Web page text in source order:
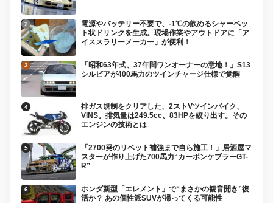
電源やバッテリー不要で、-1℃の飲めるシャーベッ
ト状ドリンクを生成。現場作業やアウトドアに「ア
イススラリーメーカー」が便利！
「昭和63年式、37年間ワンオーナーの意地！」S13
シルビアが400馬力のツインチャージ仕様で覚醒
排ガス規制をクリアした、2ストVツインバイク、
VINS。排気量は249.5cc、83HPを絞り出す。その
エンジンの技術とは
「2700発のリベット補強まで自ら施工！」居酒屋マ
スターが作り上げた700馬力“カーボンケブラーGT-
R”
ホンダ新型「エレメント」で“まさかの観音開き”復
活か？ あの個性派SUVが帰ってくる可能性